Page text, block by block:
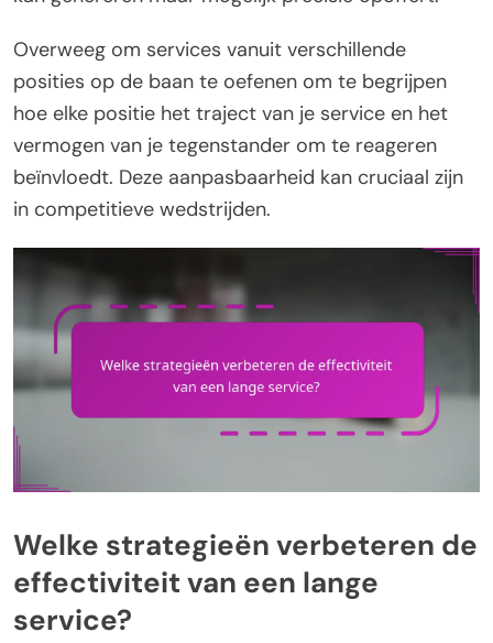
Overweeg om services vanuit verschillende
posities op de baan te oefenen om te begrijpen
hoe elke positie het traject van je service en het
vermogen van je tegenstander om te reageren
beïnvloedt. Deze aanpasbaarheid kan cruciaal zijn
in competitieve wedstrijden.
Welke strategieën verbeteren de
effectiviteit van een lange
service?